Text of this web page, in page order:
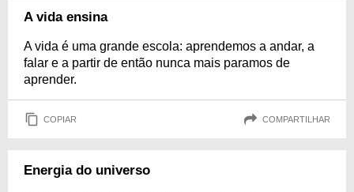
A vida ensina
A vida é uma grande escola: aprendemos a andar, a
falar e a partir de então nunca mais paramos de
aprender.
COPIAR COMPARTILHAR
Energia do universo